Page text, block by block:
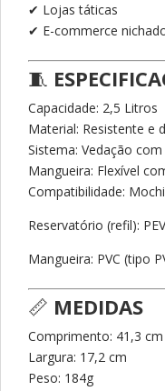
✔ Lojas táticas
✔ E-commerce
🧵
Capacidade: 2,5 Litros
Material: Resistente e
Sistema: Vedação
Mangueira: Flexível
Compatibilidade:
Reservatório (refil):
Mangueira: PVC (tipo
📏 MEDIDAS
Comprimento: 41,3 cm
Largura: 17,2 cm
Peso: 184g